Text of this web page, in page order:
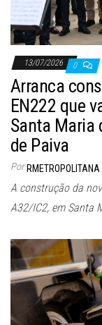
13/07/2026 0
Arranca
EN222 que
Santa Maria
de Paiva
Por RMETROPOLITANA
A construção da
A32/IC2, em Santa